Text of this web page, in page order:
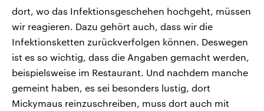
dort, wo das Infektionsgeschehen hochgeht, müssen
wir reagieren. Dazu gehört auch, dass wir die
Infektionsketten zurückverfolgen können. Deswegen
ist es so wichtig, dass die Angaben gemacht werden,
beispielsweise im Restaurant. Und nachdem manche
gemeint haben, es sei besonders lustig, dort
Mickymaus reinzuschreiben, muss dort auch mit